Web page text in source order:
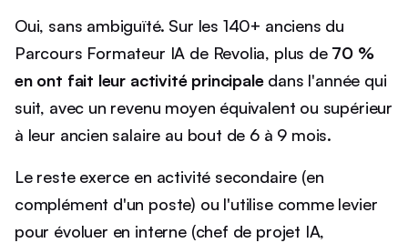
Oui, sans ambiguïté. Sur les 140+ anciens du
Parcours Formateur IA de Revolia, plus de 70 %
en ont fait leur activité principaledans l'année qui
suit, avec un revenu moyen équivalent ou supérieur
à leur ancien salaire au bout de 6 à 9 mois.
Le reste exerce en activité secondaire (en
complément d'un poste) ou l'utilise comme levier
pour évoluer en interne (chef de projet IA,